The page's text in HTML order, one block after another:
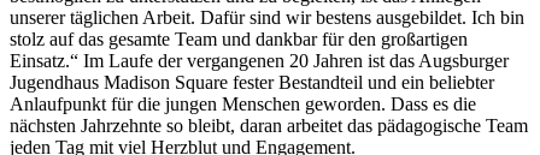
unserer täglichen Arbeit. Dafür sind wir bestens ausgebildet. Ich bin
stolz auf das gesamte Team und dankbar für den großartigen
Einsatz.“ Im Laufe der vergangenen 20 Jahren ist das Augsburger
Jugendhaus Madison Square fester Bestandteil und ein beliebter
Anlaufpunkt für die jungen Menschen geworden. Dass es die
nächsten Jahrzehnte so bleibt, daran arbeitet das pädagogische Team
jeden Tag mit viel Herzblut und Engagement.